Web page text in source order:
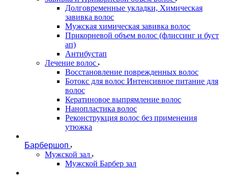
Долговременные укладки, Химическая
завивка волос
Мужская химическая завивка волос
Прикорневой объем волос (флиссинг и буст
ап)
Антибустап
Лечение волос
Восстановление поврежденных волос
Бoтокс для волос Интенсивное питание для
волос
Кератиновое выпрямление волос
Нанопластика волос
Реконструкция волос без применения
утюжка
Барбершоп
Мужской зал
Мужской Барбер зал